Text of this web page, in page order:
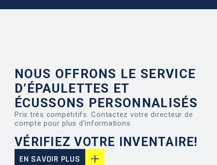
NOUS OFFRONS LE SERVICE
D’ÉPAULETTES ET
ÉCUSSONS PERSONNALISÉS
Prix très compétitifs. Contactez votre directeur de
compte pour plus d’informations
VÉRIFIEZ VOTRE INVENTAIRE!
EN SAVOIR PLUS